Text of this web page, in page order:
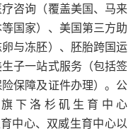
咨询（覆盖美国、马来
国家）、美国第三方助
与冻胚）、胚胎跨国运
子一站式服务（包括签
保障及证件办理）。公
下洛杉矶生育中心
中心、双威生育中心以